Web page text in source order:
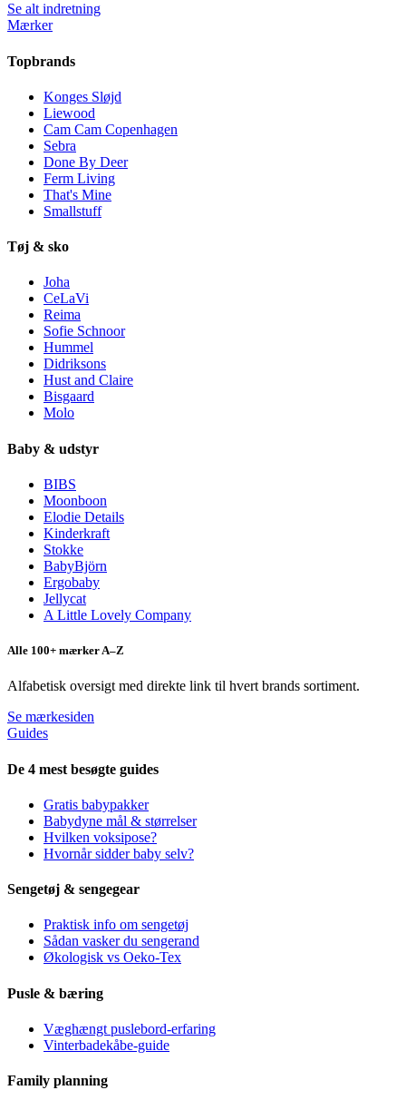
Se alt indretning
Mærker
Topbrands
Konges Sløjd
Liewood
Cam Cam Copenhagen
Sebra
Done By Deer
Ferm Living
That's Mine
Smallstuff
Tøj & sko
Joha
CeLaVi
Reima
Sofie Schnoor
Hummel
Didriksons
Hust and Claire
Bisgaard
Molo
Baby & udstyr
BIBS
Moonboon
Elodie Details
Kinderkraft
Stokke
BabyBjörn
Ergobaby
Jellycat
A Little Lovely Company
Alle 100+ mærker A–Z
Alfabetisk oversigt med direkte link til hvert brands sortiment.
Se mærkesiden
Guides
De 4 mest besøgte guides
Gratis babypakker
Babydyne mål & størrelser
Hvilken voksipose?
Hvornår sidder baby selv?
Sengetøj & sengegear
Praktisk info om sengetøj
Sådan vasker du sengerand
Økologisk vs Oeko-Tex
Pusle & bæring
Væghængt puslebord-erfaring
Vinterbadekåbe-guide
Family planning